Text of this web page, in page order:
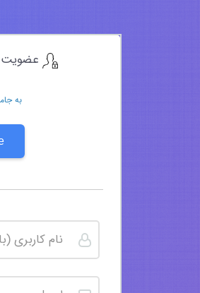
به جامعه 6285 نفری